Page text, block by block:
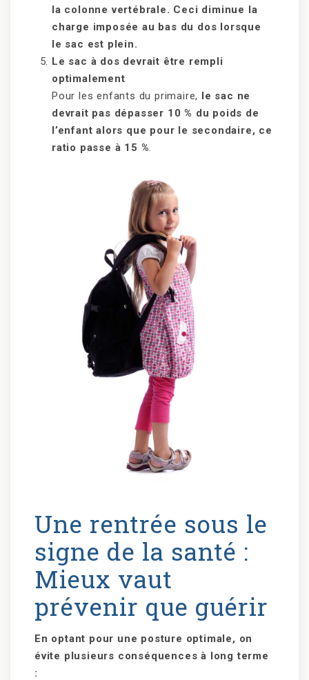
la colonne vertébrale. Ceci diminue la
charge imposée au bas du dos lorsque
le sac est plein.
Le sac à dos devrait être rempli
optimalement
Pour les enfants du primaire,
le sac ne
devrait pas dépasser 10 % du poids de
l’enfant alors que pour le secondaire, ce
ratio passe à 15 %.
Une rentrée sous le
signe de la santé :
Mieux vaut
prévenir que guérir
En optant pour une posture optimale, on
évite plusieurs conséquences à long terme
: